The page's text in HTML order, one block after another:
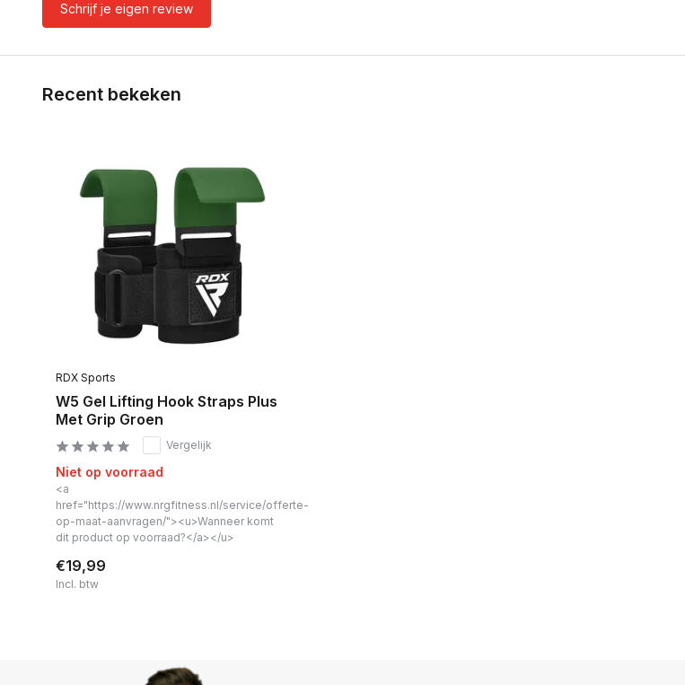
Schrijf je eigen review
Recent bekeken
RDX Sports
W5 Gel Lifting Hook Straps Plus
Met Grip Groen
Vergelijk
Niet op voorraad
<a
href="https://www.nrgfitness.nl/service/offerte-
op-maat-aanvragen/"><u>Wanneer komt
dit product op voorraad?</a></u>
€19,99
Incl. btw